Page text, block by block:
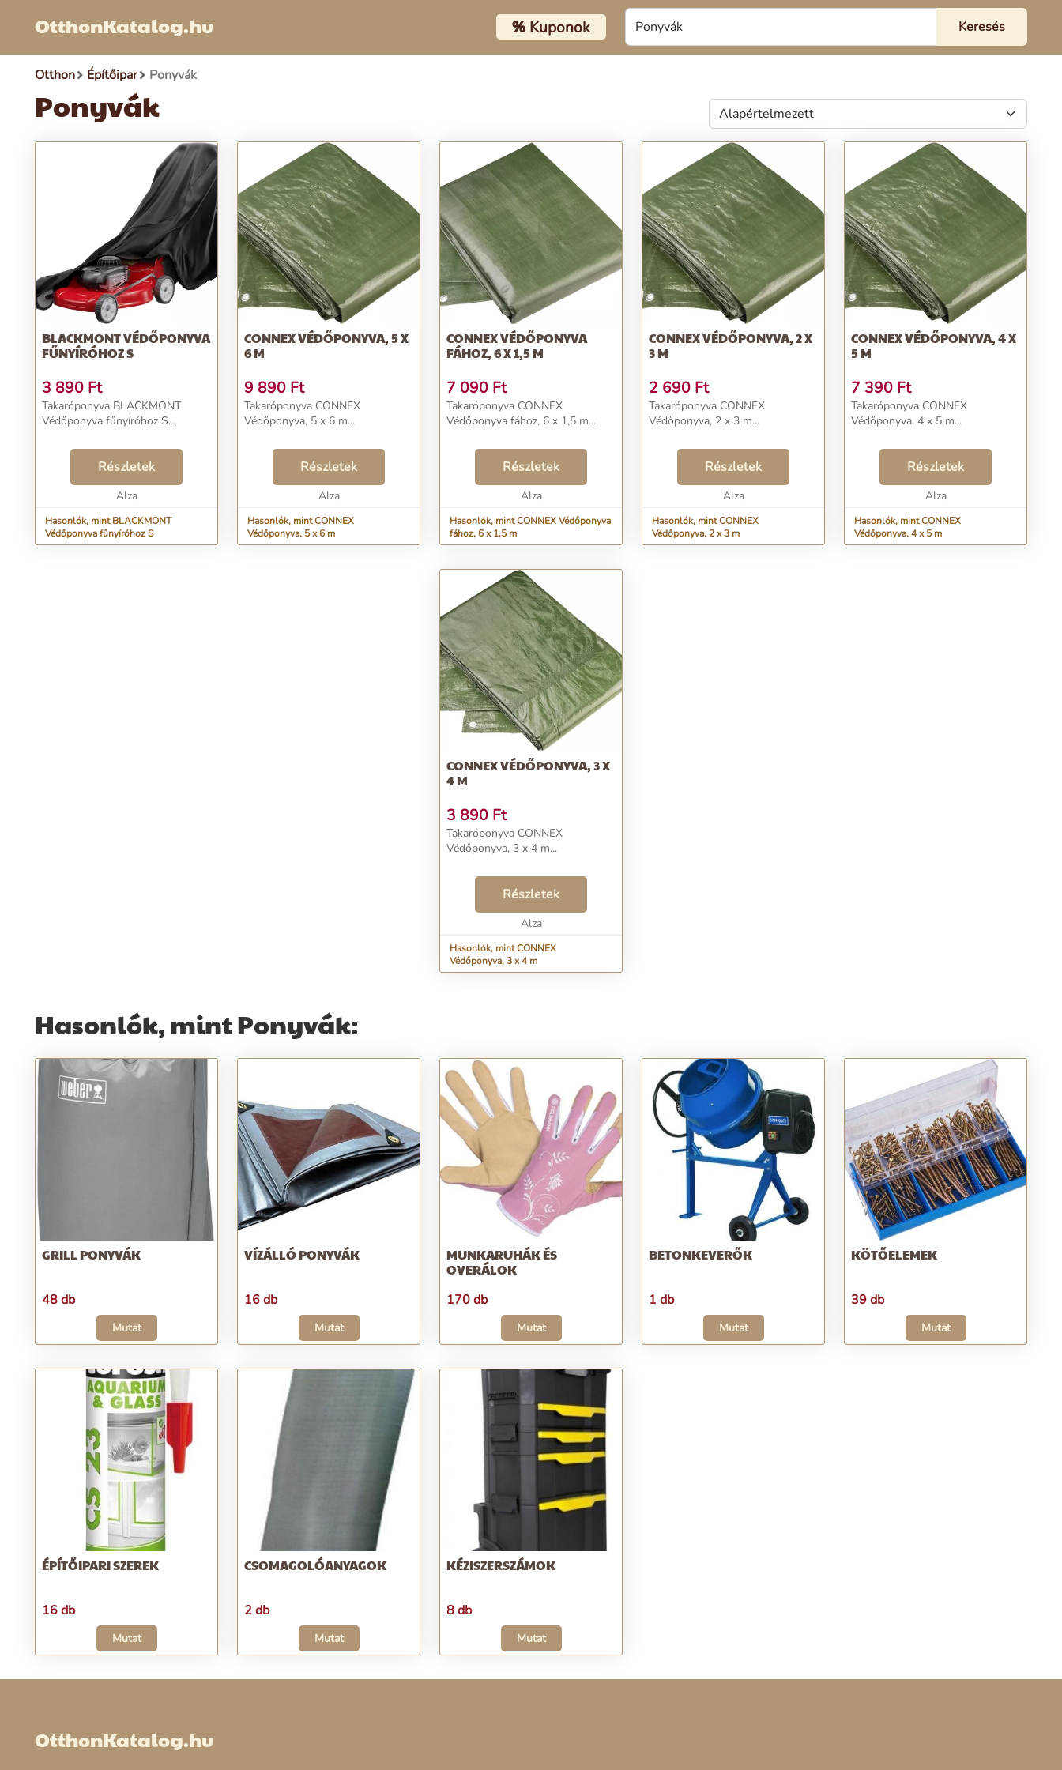
OtthonKatalog.hu %Kuponok
Otthon Építőipar Ponyvák
Ponyvák
BLACKMONT VÉDŐPONYVA
FŰNYÍRÓHOZ S
3 890 Ft
Takaróponyva BLACKMONT
Védőponyva fűnyíróhoz S...
Részletek
Alza
Hasonlók, mint BLACKMONT
Védőponyva fűnyíróhoz S
CONNEX VÉDŐPONYVA, 5 X
6 M
9 890 Ft
Takaróponyva CONNEX
Védőponyva, 5 x 6 m...
Részletek
Alza
Hasonlók, mint CONNEX
Védőponyva, 5 x 6 m
CONNEX VÉDŐPONYVA
FÁHOZ, 6 X 1,5 M
7 090 Ft
Takaróponyva CONNEX
Védőponyva fához, 6 x 1,5 m...
Részletek
Alza
Hasonlók, mint CONNEX Védőponyva
fához, 6 x 1,5 m
CONNEX VÉDŐPONYVA, 2 X
3 M
2 690 Ft
Takaróponyva CONNEX
Védőponyva, 2 x 3 m...
Részletek
Alza
Hasonlók, mint CONNEX
Védőponyva, 2 x 3 m
CONNEX VÉDŐPONYVA, 4 X
5 M
7 390 Ft
Takaróponyva CONNEX
Védőponyva, 4 x 5 m...
Részletek
Alza
Hasonlók, mint CONNEX
Védőponyva, 4 x 5 m
CONNEX VÉDŐPONYVA, 3 X
4 M
3 890 Ft
Takaróponyva CONNEX
Védőponyva, 3 x 4 m...
Részletek
Alza
Hasonlók, mint CONNEX
Védőponyva, 3 x 4 m
Hasonlók, mint Ponyvák:
GRILL PONYVÁK
48 db
Mutat
VÍZÁLLÓ PONYVÁK
16 db
Mutat
MUNKARUHÁK ÉS
OVERÁLOK
170 db
Mutat
BETONKEVERŐK
1 db
Mutat
KÖTŐELEMEK
39 db
Mutat
ÉPÍTŐIPARI SZEREK
16 db
Mutat
CSOMAGOLÓANYAGOK
2 db
Mutat
KÉZISZERSZÁMOK
8 db
Mutat
OtthonKatalog.hu